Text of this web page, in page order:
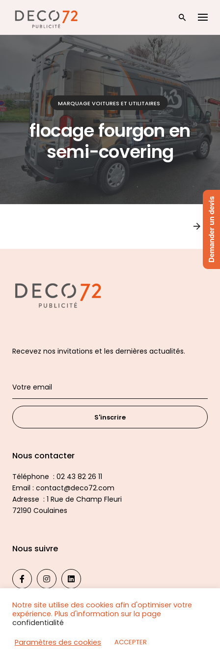
MARQUAGE VOITURES ET UTILITAIRES
flocage fourgon en
semi-covering
Recevez nos invitations et les dernières actualités.
S'inscrire
Nous contacter
Téléphone : 02 43 82 26 11
Email : contact@deco72.com
Adresse : 1 Rue de Champ Fleuri
72190 Coulaines
Nous suivre
Tous droits réservés
Notre site utilise des cookies afin d'optimiser votre
expérience. Plus d'information sur la page
confidentialité
Paramètres des cookies
ACCEPTER
Demander un devis